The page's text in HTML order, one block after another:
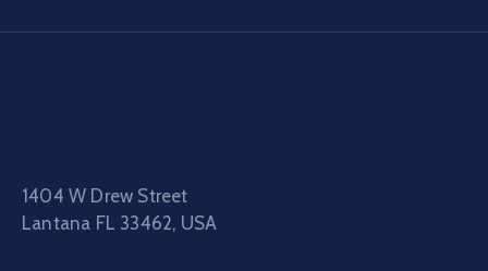
1404 W Drew Street
Lantana FL 33462, USA